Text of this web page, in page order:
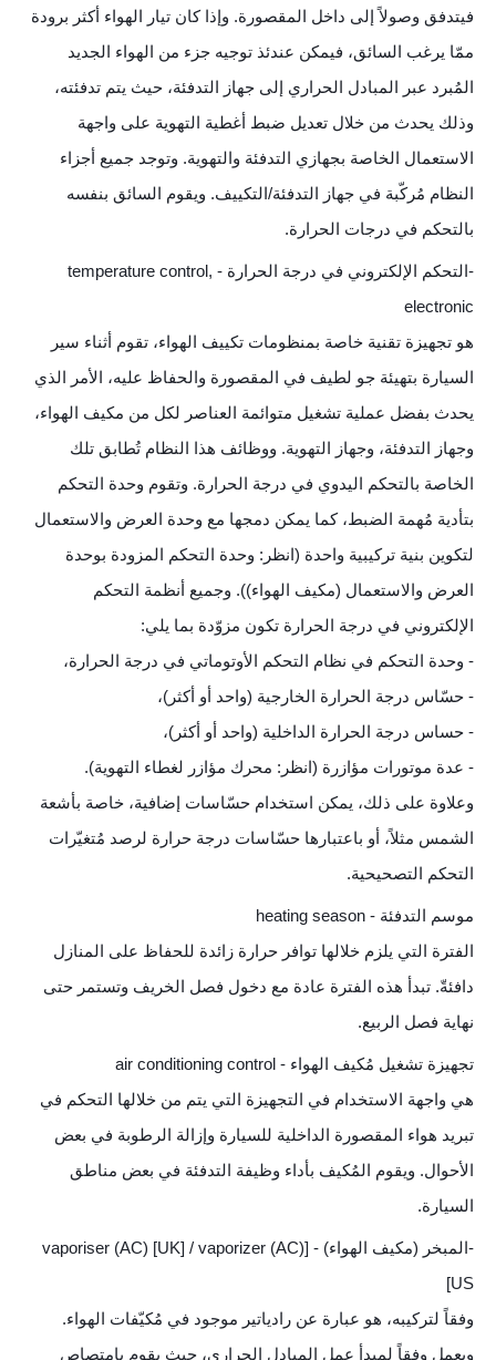
فيتدفق وصولاً إلى داخل المقصورة. وإذا كان تيار الهواء أكثر برودة
ممّا يرغب السائق، فيمكن عندئذ توجيه جزء من الهواء الجديد
المُبرد عبر المبادل الحراري إلى جهاز التدفئة، حيث يتم تدفئته،
وذلك يحدث من خلال تعديل ضبط أغطية التهوية على واجهة
الاستعمال الخاصة بجهازي التدفئة والتهوية. وتوجد جميع أجزاء
النظام مُركّبة في جهاز التدفئة/التكييف. ويقوم السائق بنفسه
بالتحكم في درجات الحرارة.
-التحكم الإلكتروني في درجة الحرارة - temperature control,
electronic
هو تجهيزة تقنية خاصة بمنظومات تكييف الهواء، تقوم أثناء سير
السيارة بتهيئة جو لطيف في المقصورة والحفاظ عليه، الأمر الذي
يحدث بفضل عملية تشغيل متوائمة العناصر لكل من مكيف الهواء،
وجهاز التدفئة، وجهاز التهوية. ووظائف هذا النظام تُطابق تلك
الخاصة بالتحكم اليدوي في درجة الحرارة. وتقوم وحدة التحكم
بتأدية مُهمة الضبط، كما يمكن دمجها مع وحدة العرض والاستعمال
لتكوين بنية تركيبية واحدة (انظر: وحدة التحكم المزودة بوحدة
العرض والاستعمال (مكيف الهواء)). وجميع أنظمة التحكم
الإلكتروني في درجة الحرارة تكون مزوّدة بما يلي:
- وحدة التحكم في نظام التحكم الأوتوماتي في درجة الحرارة،
- حسّاس درجة الحرارة الخارجية (واحد أو أكثر)،
- حساس درجة الحرارة الداخلية (واحد أو أكثر)،
- عدة موتورات مؤازرة (انظر: محرك مؤازر لغطاء التهوية).
وعلاوة على ذلك، يمكن استخدام حسّاسات إضافية، خاصة بأشعة
الشمس مثلاً، أو باعتبارها حسّاسات درجة حرارة لرصد مُتغيّرات
التحكم التصحيحية.
موسم التدفئة - heating season
الفترة التي يلزم خلالها توافر حرارة زائدة للحفاظ على المنازل
دافئةّ. تبدأ هذه الفترة عادة مع دخول فصل الخريف وتستمر حتى
نهاية فصل الربيع.
تجهيزة تشغيل مُكيف الهواء - air conditioning control
هي واجهة الاستخدام في التجهيزة التي يتم من خلالها التحكم في
تبريد هواء المقصورة الداخلية للسيارة وإزالة الرطوبة في بعض
الأحوال. ويقوم المُكيف بأداء وظيفة التدفئة في بعض مناطق
السيارة.
-المبخر (مكيف الهواء) - [vaporiser (AC) [UK] / vaporizer (AC)
[US
وفقاً لتركيبه، هو عبارة عن رادياتير موجود في مُكيّفات الهواء.
ويعمل وفقاً لمبدأ عمل المبادل الحراري، حيث يقوم بامتصاص